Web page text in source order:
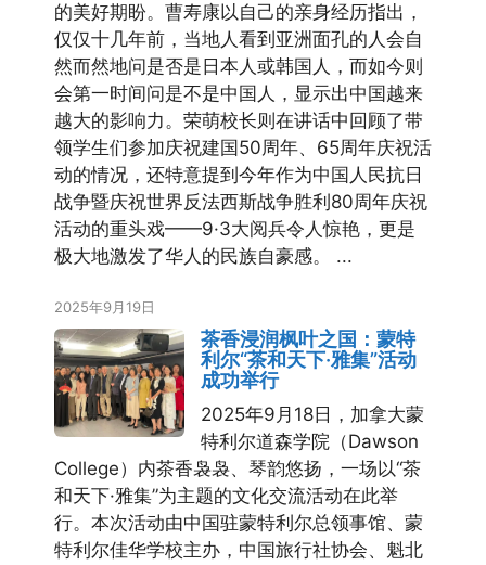
的美好期盼。曹寿康以自己的亲身经历指出，
仅仅十几年前，当地人看到亚洲面孔的人会自
然而然地问是否是日本人或韩国人，而如今则
会第一时间问是不是中国人，显示出中国越来
越大的影响力。荣萌校长则在讲话中回顾了带
领学生们参加庆祝建国50周年、65周年庆祝活
动的情况，还特意提到今年作为中国人民抗日
战争暨庆祝世界反法西斯战争胜利80周年庆祝
活动的重头戏——9·3大阅兵令人惊艳，更是
极大地激发了华人的民族自豪感。 ...
2025年9月19日
茶香浸润枫叶之国：蒙特
利尔“茶和天下·雅集”活动
成功举行
2025年9月18日，加拿大蒙
特利尔道森学院（Dawson
College）内茶香袅袅、琴韵悠扬，一场以“茶
和天下·雅集”为主题的文化交流活动在此举
行。本次活动由中国驻蒙特利尔总领事馆、蒙
特利尔佳华学校主办，中国旅行社协会、魁北